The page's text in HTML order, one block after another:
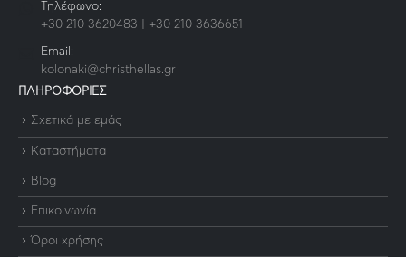
Τηλέφωνο:
+30 210 3620483 | +30 210 3636651
Email:
kolonaki@christhellas.gr
ΠΛΗΡΟΦΟΡΙΕΣ
Σχετικά με εμάς
Καταστήματα
Blog
Επικοινωνία
Όροι χρήσης